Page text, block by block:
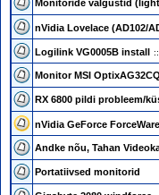
Monitoride valgustid
nVidia Lovelace (AD102/
Logilink VG0005B install ::
Monitor MSI
RX 6800 pildi probleem/
nVidia GeForce
Andke nõu, Tahan
Portatiivsed monitorid